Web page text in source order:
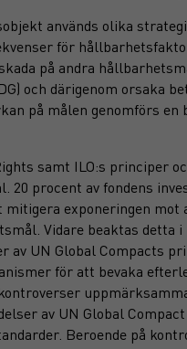
används olika
för
på andra
och därigenom orsaka
på målen genomförs en
samt ILO:s principer
20 procent av fondens
mitigera exponeringen
Vidare beaktas detta i
UN Global Compacts
för att bevaka
av UN Global
Beroende på